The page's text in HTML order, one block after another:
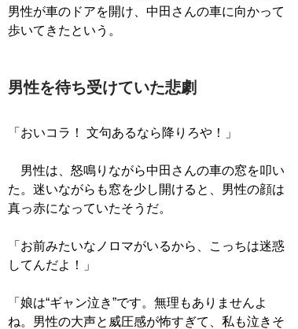
男性が車のドアを開け、中田さんの車に向かって
歩いてきたという。
男性を待ち受けていた悲劇
「おいコラ！ 文句あるなら降りろや！」
男性は、怒鳴りながら中田さんの車の窓を叩い
た。迷いながらも窓を少し開けると、男性の顔は
真っ赤になっていたそうだ。
「お前みたいなノロマがいるから、こっちは迷惑
してんだよ！」
「娘は“ギャン泣き”です。無理もありませんよ
ね。男性の大声と威圧感が怖すぎて、私も泣きそ